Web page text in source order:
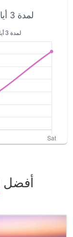
لمدة 3 أيام القادمة الرياض الطقس في
أفضل 10 فنادق في الرياض